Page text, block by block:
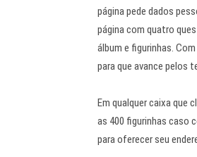
página pede dados
página com quatro
álbum e figurinhas.
para que avance pelos
Em qualquer caixa que
as 400 figurinhas caso
para oferecer seu